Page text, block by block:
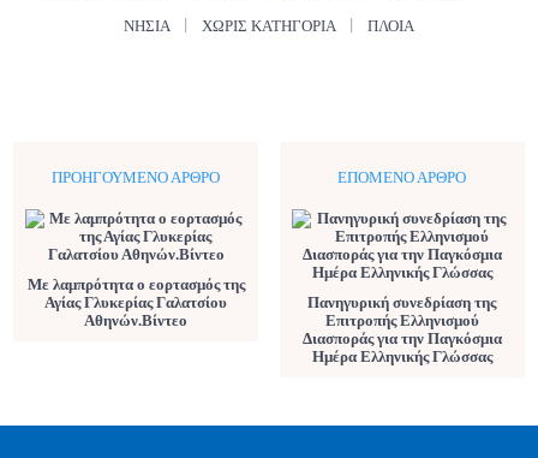
ΝΗΣΙΆ ΧΩΡΊΣ ΚΑΤΗΓΟΡΊΑ ΠΛΟΊΑ
ΠΡΟΗΓΟΎΜΕΝΟ ΆΡΘΡΟ
Με λαμπρότητα ο εορτασμός της
Αγίας Γλυκερίας Γαλατσίου
Αθηνών.Βίντεο
ΕΠΌΜΕΝΟ ΆΡΘΡΟ
Πανηγυρική συνεδρίαση της
Επιτροπής Ελληνισμού
Διασποράς για την Παγκόσμια
Ημέρα Ελληνικής Γλώσσας